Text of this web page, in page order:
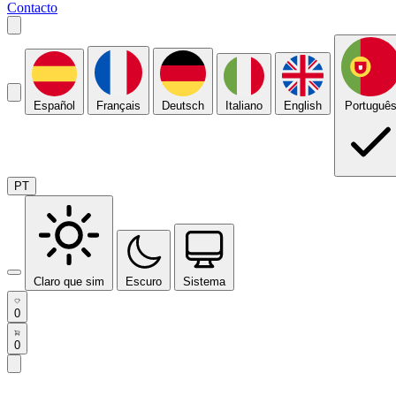
Contacto
Español Français Deutsch Italiano English Português
PT
Claro que sim Escuro Sistema
0
0